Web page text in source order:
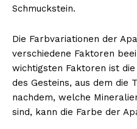
Schmuckstein.
Die Farbvariationen der
verschiedene Faktoren
wichtigsten Faktoren ist
des Gesteins, aus dem die
nachdem, welche
sind, kann die Farbe der